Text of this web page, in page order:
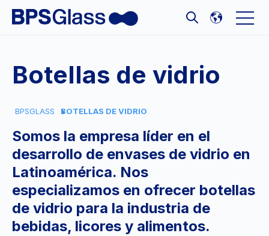
Open
Open search
Botellas de vidrio
BPSGLASS BOTELLAS DE VIDRIO
Somos la empresa líder en el
desarrollo de envases de vidrio en
Latinoamérica. Nos
especializamos en ofrecer botellas
de vidrio para la industria de
bebidas, licores y alimentos.